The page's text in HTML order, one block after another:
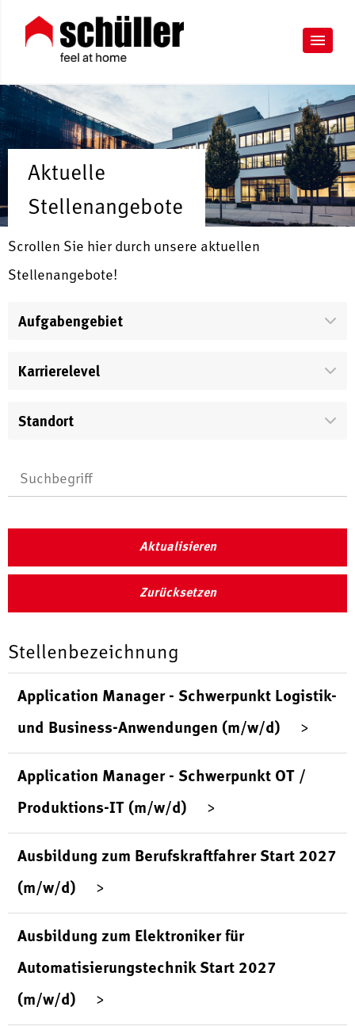
Aktuelle
Stellenangebote
Scrollen Sie hier durch unsere aktuellen
Stellenangebote!
Aufgabengebiet
Karrierelevel
Standort
Aktualisieren
Zurücksetzen
Stellenbezeichnung
Application Manager - Schwerpunkt Logistik-
und Business-Anwendungen (m/w/d)
Application Manager - Schwerpunkt OT /
Produktions-IT (m/w/d)
Ausbildung zum Berufskraftfahrer Start 2027
(m/w/d)
Ausbildung zum Elektroniker für
Automatisierungstechnik Start 2027
(m/w/d)